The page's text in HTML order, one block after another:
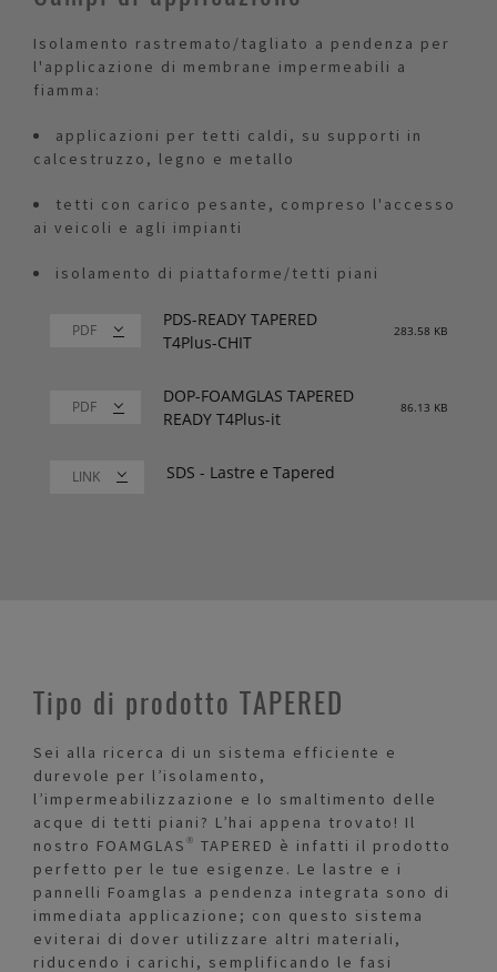
Isolamento rastremato/tagliato a pendenza per
l'applicazione di membrane impermeabili a
fiamma:
applicazioni per tetti caldi, su supporti in
calcestruzzo, legno e metallo
tetti con carico pesante, compreso l'accesso
ai veicoli e agli impianti
isolamento di piattaforme/tetti piani
PDS-READY TAPERED
T4Plus-CHIT
283.58 KB
DOP-FOAMGLAS TAPERED
READY T4Plus-it
86.13 KB
LINK SDS - Lastre e Tapered
Tipo di prodotto TAPERED
Sei alla ricerca di un sistema efficiente e
durevole per l’isolamento,
l’impermeabilizzazione e lo smaltimento delle
acque di tetti piani? L’hai appena trovato! Il
nostro FOAMGLAS® TAPERED è infatti il prodotto
perfetto per le tue esigenze. Le lastre e i
pannelli Foamglas a pendenza integrata sono di
immediata applicazione; con questo sistema
eviterai di dover utilizzare altri materiali,
riducendo i carichi, semplificando le fasi